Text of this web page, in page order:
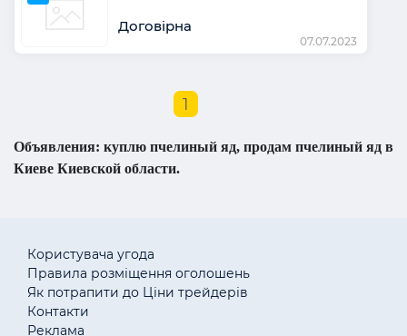
Договірна
07.07.2023
1
Объявления: куплю пчелиный яд, продам пчелиный яд в
Киеве Киевской области.
Користувача угода
Правила розміщення оголошень
Як потрапити до Ціни трейдерів
Контакти
Реклама